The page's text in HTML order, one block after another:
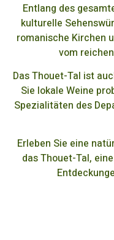
Entlang des
kulturelle
romanische Kirchen
vom
Das Thouet-Tal ist
Sie lokale Weine
Spezialitäten des
Erleben Sie eine
das Thouet-Tal,